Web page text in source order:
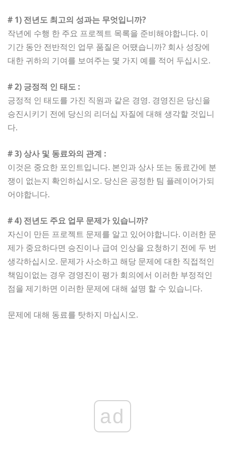
# 1) 전년도 최고의 성과는 무엇입니까?
작년에 수행 한 주요 프로젝트 목록을 준비해야합니다. 이
기간 동안 전반적인 업무 품질은 어땠습니까? 회사 성장에
대한 귀하의 기여를 보여주는 몇 가지 예를 적어 두십시오.
# 2) 긍정적 인 태도 :
긍정적 인 태도를 가진 직원과 같은 경영. 경영진은 당신을
승진시키기 전에 당신의 리더십 자질에 대해 생각할 것입니
다.
# 3) 상사 및 동료와의 관계 :
이것은 중요한 포인트입니다. 본인과 상사 또는 동료간에 분
쟁이 없는지 확인하십시오. 당신은 공정한 팀 플레이어가되
어야합니다.
# 4) 전년도 주요 업무 문제가 있습니까?
자신이 만든 프로젝트 문제를 알고 있어야합니다. 이러한 문
제가 중요하다면 승진이나 급여 인상을 요청하기 전에 두 번
생각하십시오. 문제가 사소하고 해당 문제에 대한 직접적인
책임이없는 경우 경영진이 평가 회의에서 이러한 부정적인
점을 제기하면 이러한 문제에 대해 설명 할 수 있습니다.
문제에 대해 동료를 탓하지 마십시오.
ad